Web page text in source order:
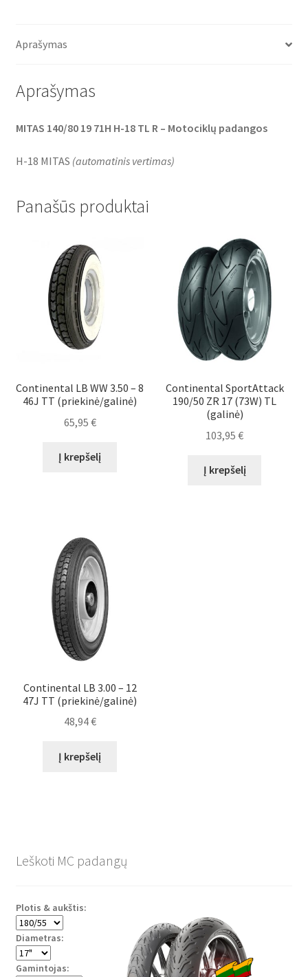
o
r
p
Aprašymas
Aprašymas
MITAS 140/80 19 71H H-18 TL R – Motociklų padangos
H-18 MITAS (automatinis vertimas)
Panašūs produktai
Continental LB WW 3.50 – 8
46J TT (priekinė/galinė)
65,95 €
Į krepšelį
Continental SportAttack
190/50 ZR 17 (73W) TL
(galinė)
103,95€
Į krepšelį
Continental LB 3.00 – 12
47J TT (priekinė/galinė)
48,94€
Į krepšelį
Leškoti MC padangų
Plotis & aukštis:
Diametras:
Gamintojas: